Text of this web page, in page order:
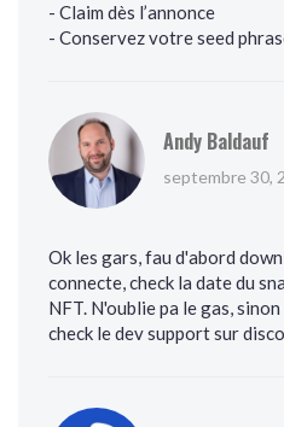
- Claim dès l’annonce
- Conservez votre seed
Andy Baldauf
septembre 30,
Ok les gars, fau d'abord
connecte, check la date du
NFT. N'oublie pa le gas,
check le dev support sur